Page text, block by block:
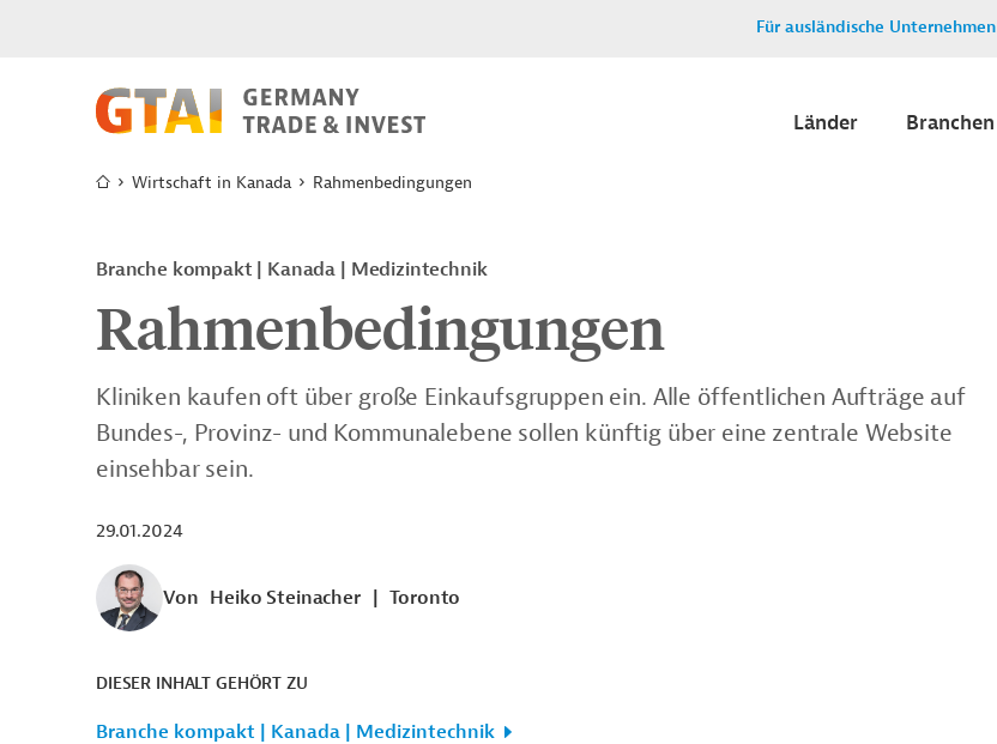
Für ausländische Unternehmen
Länder Branchen
Wirtschaft in Kanada Rahmenbedingungen
Branche kompakt | Kanada | Medizintechnik
Rahmenbedingungen
Kliniken kaufen oft über große Einkaufsgruppen ein. Alle öffentlichen Aufträge auf
Bundes-, Provinz- und Kommunalebene sollen künftig über eine zentrale Website
einsehbar sein.
29.01.2024
Von Heiko Steinacher Toronto
DIESER INHALT GEHÖRT ZU
Branche kompakt | Kanada | Medizintechnik